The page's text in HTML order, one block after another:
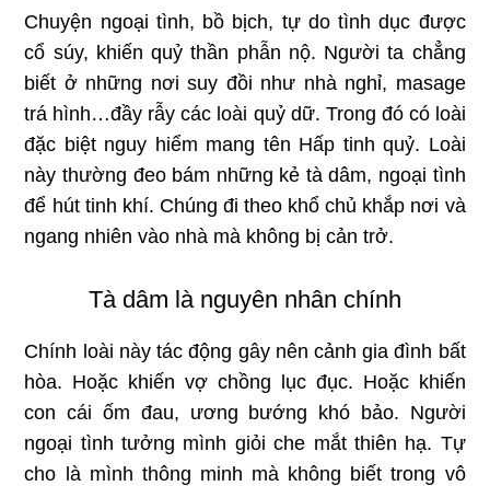
Chuyện ngoại tình, bồ bịch, tự do tình dục được
cổ súy, khiến quỷ thần phẫn nộ. Người ta chẳng
biết ở những nơi suy đồi như nhà nghỉ, masage
trá hình…đầy rẫy các loài quỷ dữ. Trong đó có loài
đặc biệt nguy hiểm mang tên Hấp tinh quỷ. Loài
này thường đeo bám những kẻ tà dâm, ngoại tình
để hút tinh khí. Chúng đi theo khổ chủ khắp nơi và
ngang nhiên vào nhà mà không bị cản trở.
Tà dâm là nguyên nhân chính
Chính loài này tác động gây nên cảnh gia đình bất
hòa. Hoặc khiến vợ chồng lục đục. Hoặc khiến
con cái ốm đau, ương bướng khó bảo. Người
ngoại tình tưởng mình giỏi che mắt thiên hạ. Tự
cho là mình thông minh mà không biết trong vô